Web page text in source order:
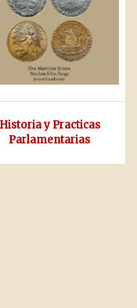
Historia y Practicas
Parlamentarias